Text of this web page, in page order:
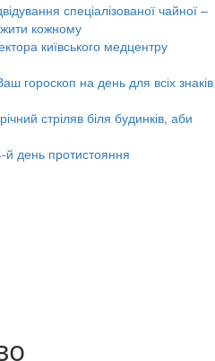
спеціалізованої чайної –
кожному
київського медцентру
гороскоп на день для всіх знаків
стріляв біля будинків, аби
й день протистояння